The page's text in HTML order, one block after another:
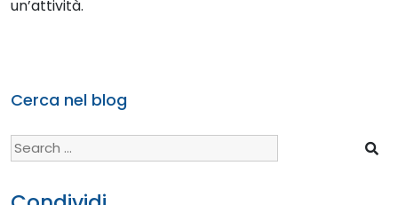
un’attività.
Cerca nel blog
Search
for: